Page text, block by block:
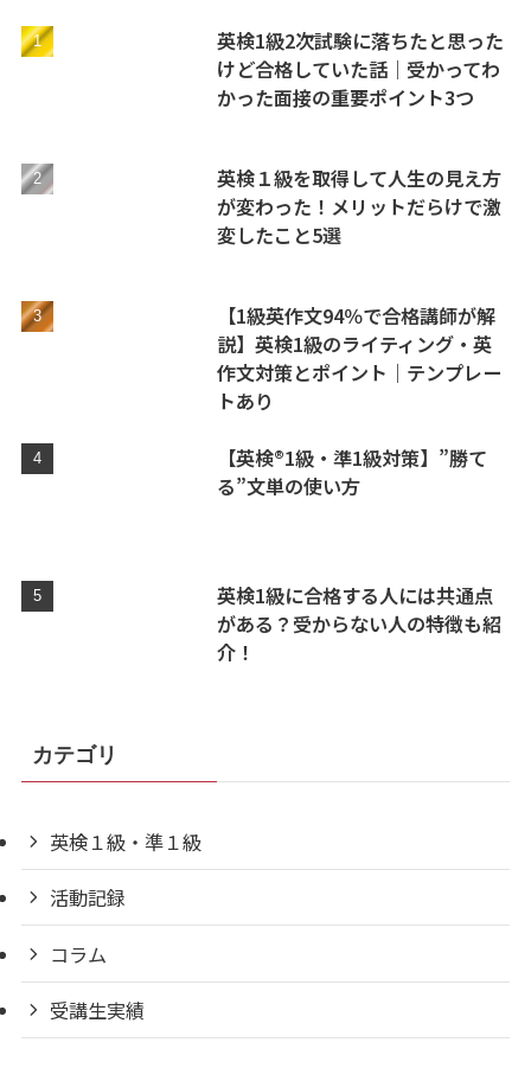
英検1級2次試験に落ちたと思った
けど合格していた話｜受かってわ
かった面接の重要ポイント3つ
英検１級を取得して人生の見え方
が変わった！メリットだらけで激
変したこと5選
【1級英作文94％で合格講師が解
説】英検1級のライティング・英
作文対策とポイント｜テンプレー
トあり
【英検®1級・準1級対策】”勝て
る”文単の使い方
英検1級に合格する人には共通点
がある？受からない人の特徴も紹
介！
カテゴリ
英検１級・準１級
活動記録
コラム
受講生実績